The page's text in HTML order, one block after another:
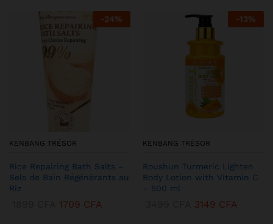
-24%
KENBANG TRÉSOR
Rice Repairing Bath Salts –
Sels de Bain Régénérants au
Riz
1709 CFA
-13%
KENBANG TRÉSOR
Roushun Turmeric Lighten
Body Lotion with Vitamin C
– 500 ml
3149 CFA